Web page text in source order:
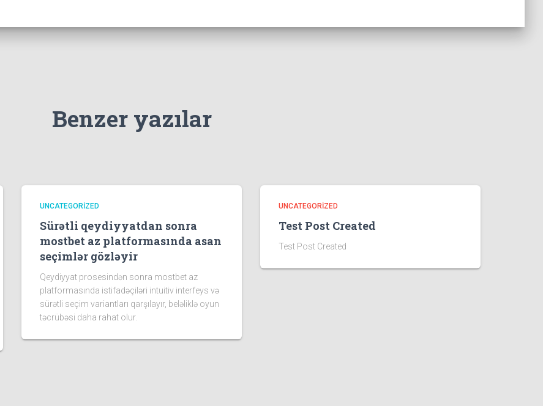
Benzer yazılar
UNCATEGORIZED
Sürətli qeydiyyatdan sonra
mostbet az platformasında asan
seçimlər gözləyir
Qeydiyyat prosesindən sonra mostbet az
platformasında istifadəçiləri intuitiv interfeys və
sürətli seçim variantları qarşılayır, beləliklə oyun
təcrübəsi daha rahat olur.
UNCATEGORIZED
Test Post Created
Test Post Created